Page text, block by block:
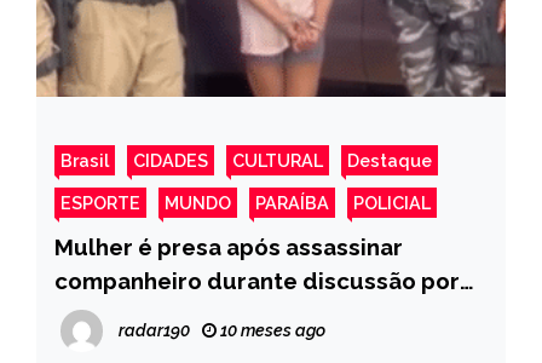
Brasil CIDADES CULTURAL Destaque
ESPORTE MUNDO PARAÍBA POLICIAL
Mulher é presa após assassinar
companheiro durante discussão por
uma pedra de crack em Conceição
radar190 10 meses ago